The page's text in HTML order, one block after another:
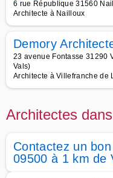
6 rue République 31560
Architecte à Nailloux
Demory
23 avenue Fontasse 31290
Vals)
Architecte à Villefranche de
Architectes
Contactez un
09500 à 1 km de